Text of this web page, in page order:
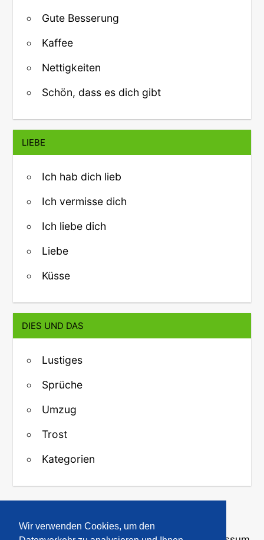
Wir verwenden Cookies, um den
Gute Besserung
Kaffee
Nettigkeiten
Schön, dass es dich gibt
LIEBE
Ich hab dich lieb
Ich vermisse dich
Ich liebe dich
Liebe
Küsse
DIES UND DAS
Lustiges
Sprüche
Umzug
Trost
Kategorien
↑ Zurück zum Anfang